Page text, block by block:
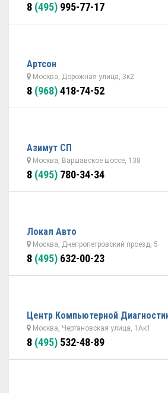
8 (495) 995-77-17
Артсон
Москва, Дорожная улица, 3к2
8 (968)418-74-52
Азимут СП
Москва, Варшавское шоссе, 138
8 (495) 780-34-34
Локал Авто
Москва, Днепропетровский проезд, 5
8 (495) 632-00-23
Центр Компьютерной
Москва, Чертановская улица, 1Ак1
8 (495) 532-48-89